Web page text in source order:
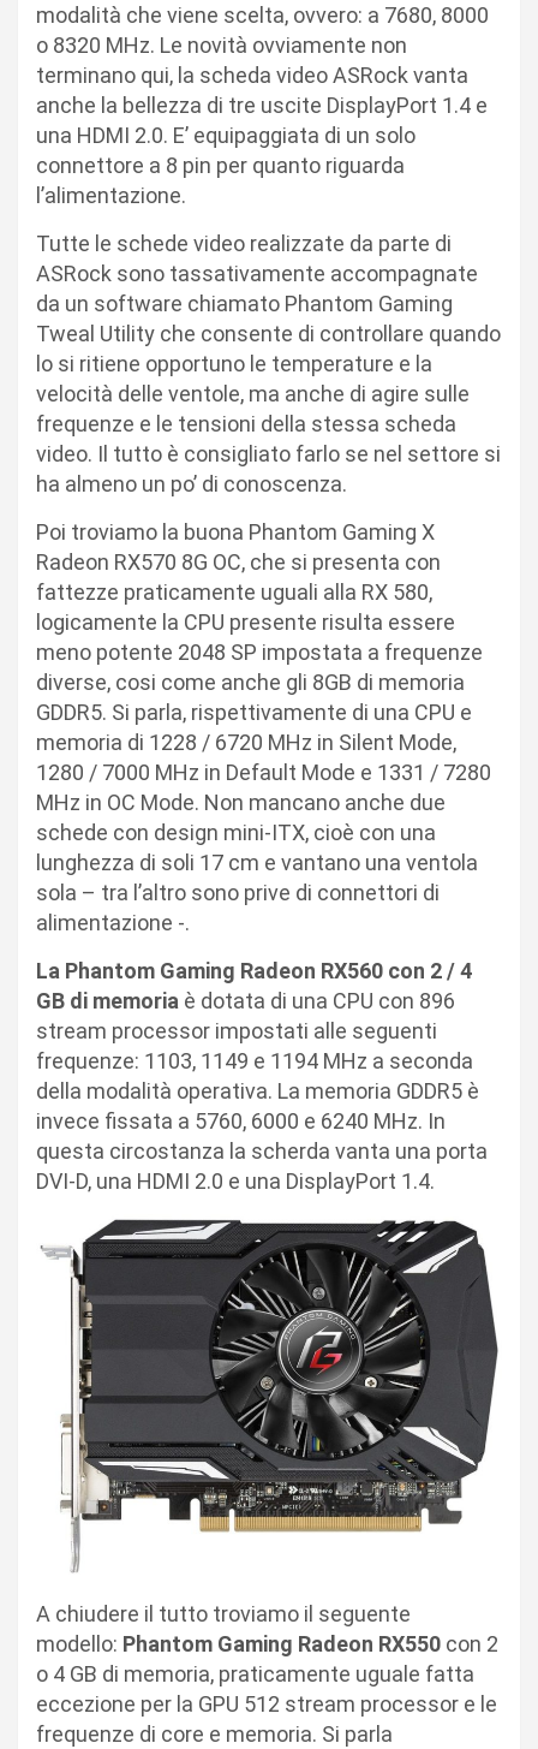
modalità che viene scelta, ovvero: a 7680, 8000
o 8320 MHz. Le novità ovviamente non
terminano qui, la scheda video ASRock vanta
anche la bellezza di tre uscite DisplayPort 1.4 e
una HDMI 2.0. E’ equipaggiata di un solo
connettore a 8 pin per quanto riguarda
l’alimentazione.
Tutte le schede video realizzate da parte di
ASRock sono tassativamente accompagnate
da un software chiamato Phantom Gaming
Tweal Utility che consente di controllare quando
lo si ritiene opportuno le temperature e la
velocità delle ventole, ma anche di agire sulle
frequenze e le tensioni della stessa scheda
video. Il tutto è consigliato farlo se nel settore si
ha almeno un po’ di conoscenza.
Poi troviamo la buona Phantom Gaming X
Radeon RX570 8G OC, che si presenta con
fattezze praticamente uguali alla RX 580,
logicamente la CPU presente risulta essere
meno potente 2048 SP impostata a frequenze
diverse, cosi come anche gli 8GB di memoria
GDDR5. Si parla, rispettivamente di una CPU e
memoria di 1228 / 6720 MHz in Silent Mode,
1280 / 7000 MHz in Default Mode e 1331 / 7280
MHz in OC Mode. Non mancano anche due
schede con design mini-ITX, cioè con una
lunghezza di soli 17 cm e vantano una ventola
sola – tra l’altro sono prive di connettori di
alimentazione -.
La Phantom Gaming Radeon RX560 con 2 / 4
GB di memoria è dotata di una CPU con 896
stream processor impostati alle seguenti
frequenze: 1103, 1149 e 1194 MHz a seconda
della modalità operativa. La memoria GDDR5 è
invece fissata a 5760, 6000 e 6240 MHz. In
questa circostanza la scherda vanta una porta
DVI-D, una HDMI 2.0 e una DisplayPort 1.4.
A chiudere il tutto troviamo il seguente
modello: Phantom Gaming Radeon RX550 con 2
o 4 GB di memoria, praticamente uguale fatta
eccezione per la GPU 512 stream processor e le
frequenze di core e memoria. Si parla